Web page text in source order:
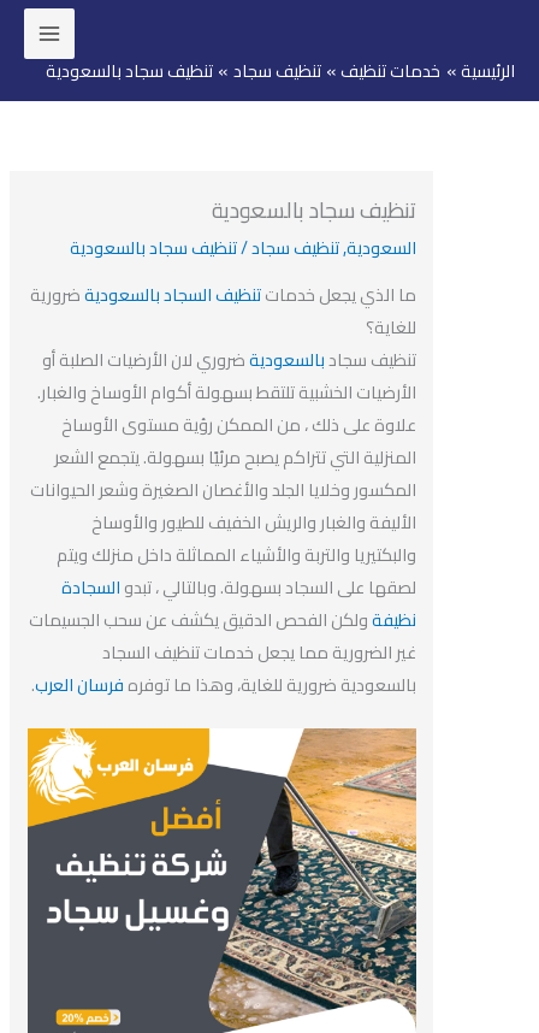
خدمات تنظيف تنظيف سجاد تنظيف سجاد بالسعودية
تنظيف سجاد بالسعودية
السعودية,تنظيف سجاد/تنظيف سجاد بالسعودية
ما الذي يجعل خدماتتنظيف السجاد بالسعوديةضرورية
للغاية؟
تنظيف سجادبالسعوديةضروري لان الأرضيات الصلبة أو
الأرضيات الخشبية تلتقط بسهولة أكوام الأوساخ والغبار.
علاوة على ذلك ، من الممكن رؤية مستوى الأوساخ
المنزلية التي تتراكم يصبح مرئيًا بسهولة. يتجمع الشعر
المكسور وخلايا الجلد والأغصان الصغيرة وشعر الحيوانات
الأليفة والغبار والريش الخفيف للطيور والأوساخ
والبكتيريا والتربة والأشياء المماثلة داخل منزلك ويتم
لصقها على السجاد بسهولة. وبالتالي ، تبدوالسجادة
نظيفةولكن الفحص الدقيق يكشف عن سحب الجسيمات
غير الضرورية مما يجعل خدمات تنظيف السجاد
بالسعودية ضرورية للغاية، وهذا ما توفرهفرسان العرب.